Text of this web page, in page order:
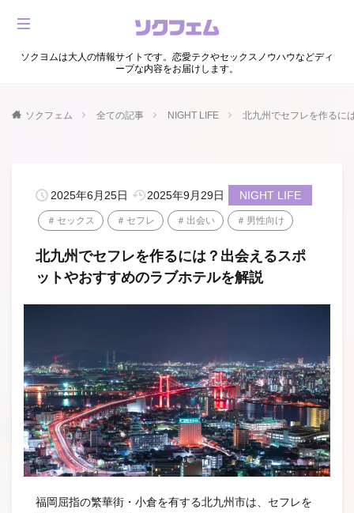
ソクヨムは大人の情報サイトです。恋愛テクやセックスノウハウなどディ
ープな内容をお届けします。
ソクフェム 全ての記事 NIGHT LIFE 北九州でセフレを作るに
2025年6月25日 2025年9月29日 NIGHT LIFE
セックス セフレ 出会い 男性向け
北九州でセフレを作るには？出会えるスポ
ットやおすすめのラブホテルを解説
福岡屈指の繁華街・小倉を有する北九州市は、セフレを